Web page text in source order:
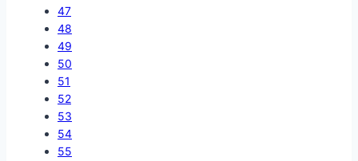
47
48
49
50
51
52
53
54
55